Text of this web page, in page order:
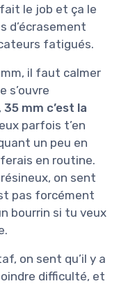
le job et ça le
d’écrasement
fatigués.
il faut calmer
s’ouvre
35 mm c’est la
parfois t’en
un peu en
en routine.
on sent
pas forcément
bourrin si tu veux
on sent qu’il y a
difficulté, et